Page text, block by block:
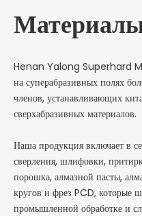
Henan Yalong Superhard
на суперабразивных полях
членов, устанавливающих
сверхабразивных материалов.
Наша продукция включает в
сверления, шлифовки,
порошка, алмазной пасты,
кругов и фрез PCD, которые
промышленной обработке и